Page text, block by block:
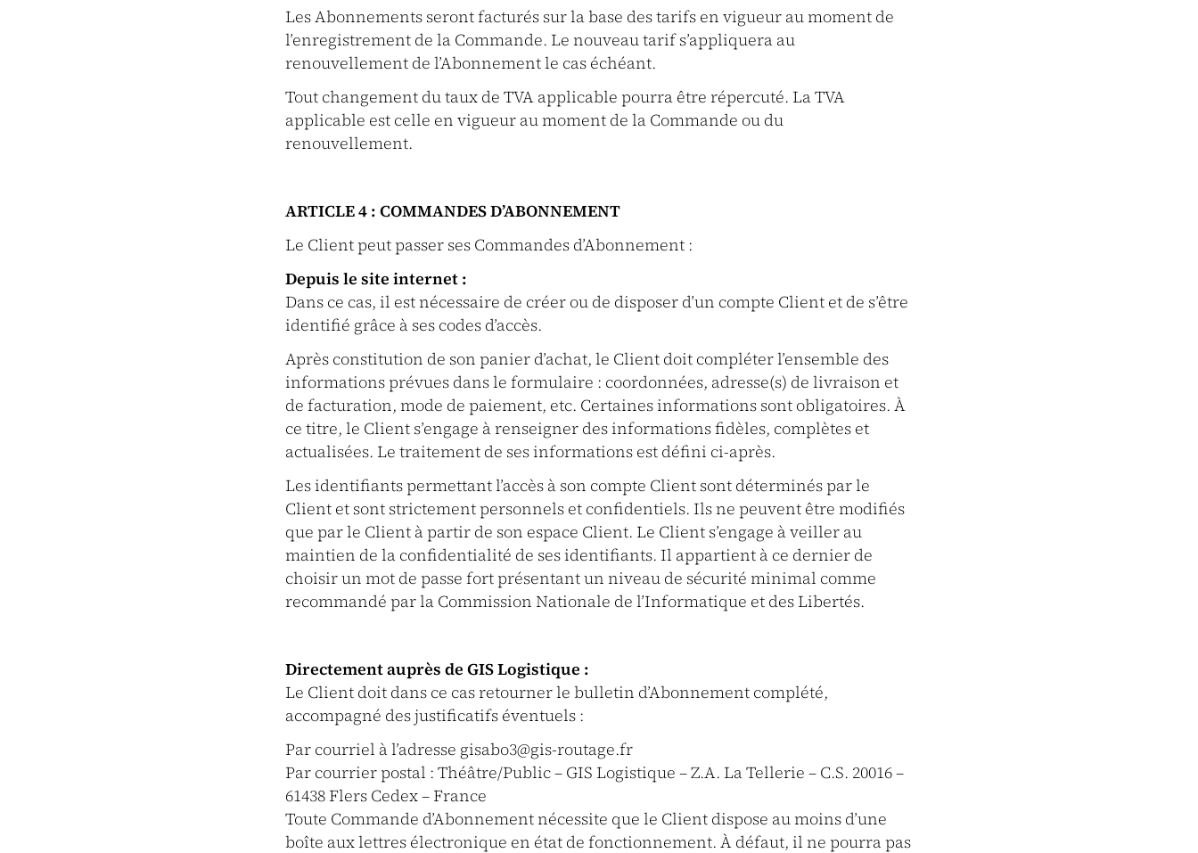
Les Abonnements seront facturés sur la base des tarifs en vigueur au moment de
l’enregistrement de la Commande. Le nouveau tarif s’appliquera au
renouvellement de l’Abonnement le cas échéant.
Tout changement du taux de TVA applicable pourra être répercuté. La TVA
applicable est celle en vigueur au moment de la Commande ou du
renouvellement.
ARTICLE 4 : COMMANDES D’ABONNEMENT
Le Client peut passer ses Commandes d’Abonnement :
Depuis le site internet :
Dans ce cas, il est nécessaire de créer ou de disposer d’un compte Client et de s’être
identifié grâce à ses codes d’accès.
Après constitution de son panier d’achat, le Client doit compléter l’ensemble des
informations prévues dans le formulaire : coordonnées, adresse(s) de livraison et
de facturation, mode de paiement, etc. Certaines informations sont obligatoires. À
ce titre, le Client s’engage à renseigner des informations fidèles, complètes et
actualisées. Le traitement de ses informations est défini ci-après.
Les identifiants permettant l’accès à son compte Client sont déterminés par le
Client et sont strictement personnels et confidentiels. Ils ne peuvent être modifiés
que par le Client à partir de son espace Client. Le Client s’engage à veiller au
maintien de la confidentialité de ses identifiants. Il appartient à ce dernier de
choisir un mot de passe fort présentant un niveau de sécurité minimal comme
recommandé par la Commission Nationale de l’Informatique et des Libertés.
Directement auprès de GIS Logistique :
Le Client doit dans ce cas retourner le bulletin d’Abonnement complété,
accompagné des justificatifs éventuels :
Par courriel à l’adresse gisabo3@gis-routage.fr
Par courrier postal : Théâtre/Public – GIS Logistique – Z.A. La Tellerie – C.S. 20016 –
61438 Flers Cedex – France
Toute Commande d’Abonnement nécessite que le Client dispose au moins d’une
boîte aux lettres électronique en état de fonctionnement. À défaut, il ne pourra pas